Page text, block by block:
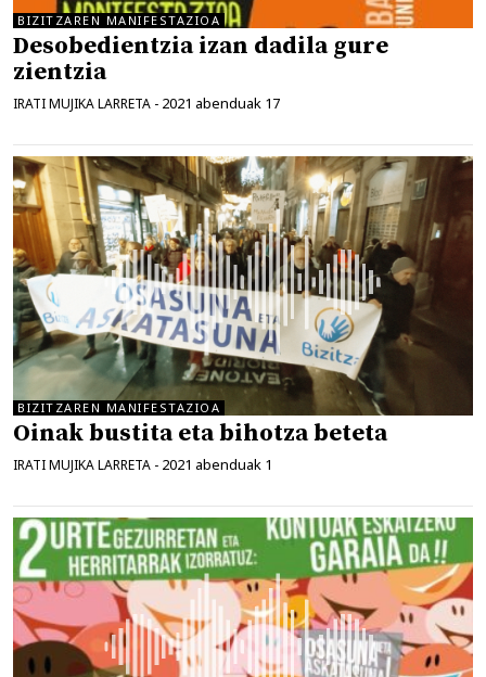
BIZITZAREN MANIFESTAZIOA
Desobedientzia izan dadila gure
zientzia
IRATI MUJIKA LARRETA - 2021 abenduak 17
BIZITZAREN MANIFESTAZIOA
Oinak bustita eta bihotza beteta
IRATI MUJIKA LARRETA - 2021 abenduak 1